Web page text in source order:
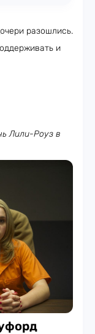
разошлись.
и
Лили-Роуз в